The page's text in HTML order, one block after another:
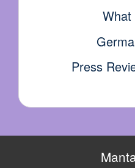
What
Press